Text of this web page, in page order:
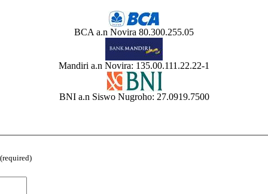
BCA a.n Novira 80.300.255.05
Mandiri a.n Novira: 135.00.111.22.22-1
BNI a.n Siswo Nugroho: 27.0919.7500